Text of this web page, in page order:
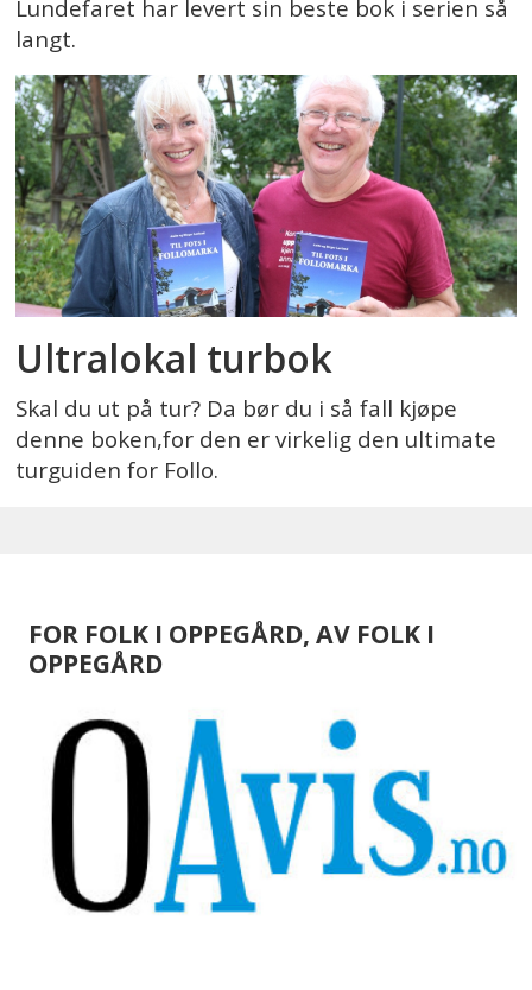
Lundefaret har levert sin beste bok i serien så
langt.
Ultralokal turbok
Skal du ut på tur? Da bør du i så fall kjøpe
denne boken,for den er virkelig den ultimate
turguiden for Follo.
FOR FOLK I OPPEGÅRD, AV FOLK I
OPPEGÅRD